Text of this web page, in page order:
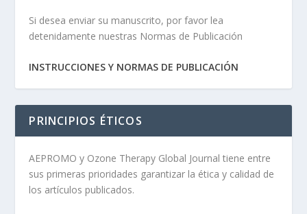
Si desea enviar su manuscrito, por favor lea
detenidamente nuestras Normas de Publicación
INSTRUCCIONES Y NORMAS DE PUBLICACIÓN
PRINCIPIOS ÉTICOS
AEPROMO y Ozone Therapy Global Journal tiene entre
sus primeras prioridades garantizar la ética y calidad de
los artículos publicados.